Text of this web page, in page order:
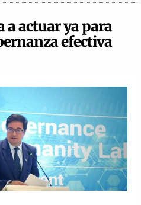
a actuar ya para
efectiva